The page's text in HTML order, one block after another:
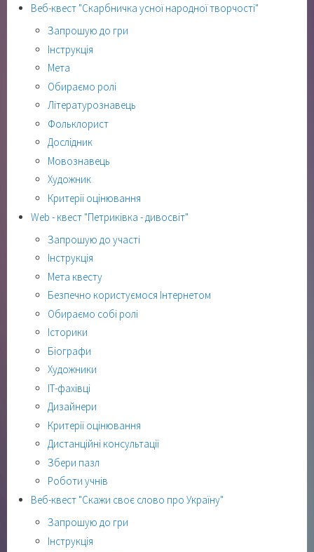
Веб-квест "Скарбничка усної народної творчості"
Запрошую до гри
Інструкція
Мета
Обираємо ролі
Літературознавець
Фольклорист
Дослідник
Мовознавець
Художник
Критерії оцінювання
Web - квест "Петриківка - дивосвіт"
Запрошую до участі
Інструкція
Мета квесту
Безпечно користуємося Інтернетом
Обираємо собі ролі
Історики
Біографи
Художники
ІТ-фахівці
Дизайнери
Критерії оцінювання
Дистанційні консультації
Збери пазл
Роботи учнів
Веб-квест "Скажи своє слово про Україну"
Запрошую до гри
Інструкція